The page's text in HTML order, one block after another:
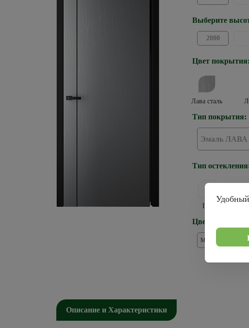
Выберите
2000
Цвет покрытия:
Лава сталь
Тип покрытия:
Эмаль ЛАВА
Тип
ПГ
Цвет молдинга
Молдинг черный
Описание и Характеристики